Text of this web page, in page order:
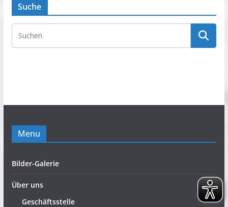
Suche
Menu
Bilder-Galerie
Über uns
Geschäftsstelle